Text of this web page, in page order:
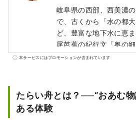
岐阜県の西部、西美濃
で、古くから「水の都
ど、豊富な地下水に恵
尾芭蕉の紀行文「奥の
して知られ、関ケ原合
す。 3月下旬から5月に
舟、2016年にユネスコ
本サービスにはプロモーションが含まれています
たらい舟とは？──“おあむ
ある体験